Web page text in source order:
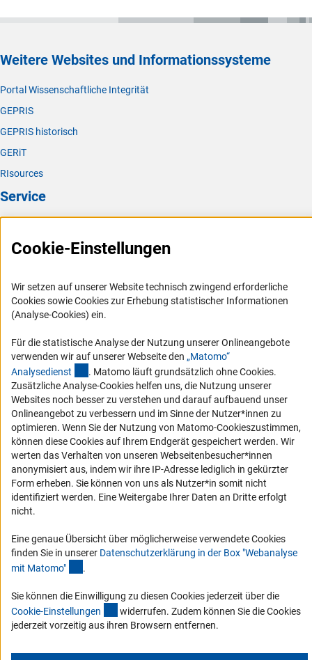
Weitere Websites und Informationssysteme
Portal Wissenschaftliche Integrität
GEPRIS
GEPRIS historisch
GERiT
RIsources
Service
FAQ
Logo und Corporate Design
RSS-Feeds
Vergabeverfahren
Barrierefreiheit
Service und Informationen für Menschen mit Behinderungen
Erklärung zur Barrierefreiheit
Barriere melden
DFG-aktuell
Erhalten Sie Neuigkeiten aus der DFG direkt in Ihr Mailpostfach oder
schauen Sie sich die Ausgaben online an.
Zum Newsletter
Impressum Datenschutz Cookie-Einstellungen
Cookie-Einstellungen
Wir setzen auf unserer Website technisch zwingend erforderliche
Cookies sowie Cookies zur Erhebung statistischer Informationen
(Analyse-Cookies) ein.
Für die statistische Analyse der Nutzung unserer Onlineangebote
verwenden wir auf unserer Webseite den „Matomo“
Analysedienst (externer Link)
. Matomo läuft grundsätzlich ohne Cookies.
Zusätzliche Analyse-Cookies helfen uns, die Nutzung unserer
Websites noch besser zu verstehen und darauf aufbauend unser
Onlineangebot zu verbessern und im Sinne der Nutzer*innen zu
optimieren. Wenn Sie der Nutzung von Matomo-Cookieszustimmen,
können diese Cookies auf Ihrem Endgerät gespeichert werden. Wir
werten das Verhalten von unseren Webseitenbesucher*innen
anonymisiert aus, indem wir ihre IP-Adresse lediglich in gekürzter
Form erheben. Sie können von uns als Nutzer*in somit nicht
identifiziert werden. Eine Weitergabe Ihrer Daten an Dritte erfolgt
nicht.
Eine genaue Übersicht über möglicherweise verwendete Cookies
finden Sie in unserer Datenschutzerklärung in der Box "Webanalyse
mit Matomo" .
Sie können die Einwilligung zu diesen Cookies jederzeit über die
Cookie-Einstellungen (interner Link)
widerrufen. Zudem können Sie die Cookies
jederzeit vorzeitig aus ihren Browsern entfernen.